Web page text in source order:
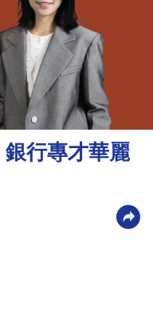
行專才華麗